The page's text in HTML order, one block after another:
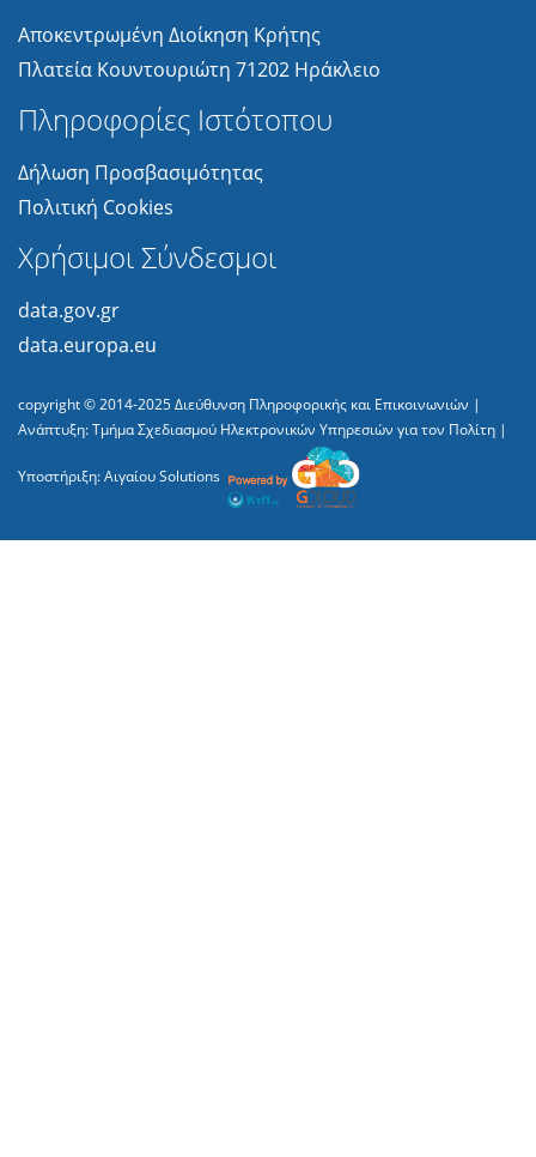
Αποκεντρωμένη Διοίκηση Κρήτης
Πλατεία Κουντουριώτη 71202 Ηράκλειο
Πληροφορίες Ιστότοπου
Δήλωση Προσβασιμότητας
Πολιτική Cookies
Χρήσιμοι Σύνδεσμοι
data.gov.gr
data.europa.eu
copyright © 2014-2025Διεύθυνση Πληροφορικής και Επικοινωνιών |
Ανάπτυξη:Τμήμα Σχεδιασμού Ηλεκτρονικών Υπηρεσιών για τον Πολίτη |
Υποστήριξη:Αιγαίου Solutions